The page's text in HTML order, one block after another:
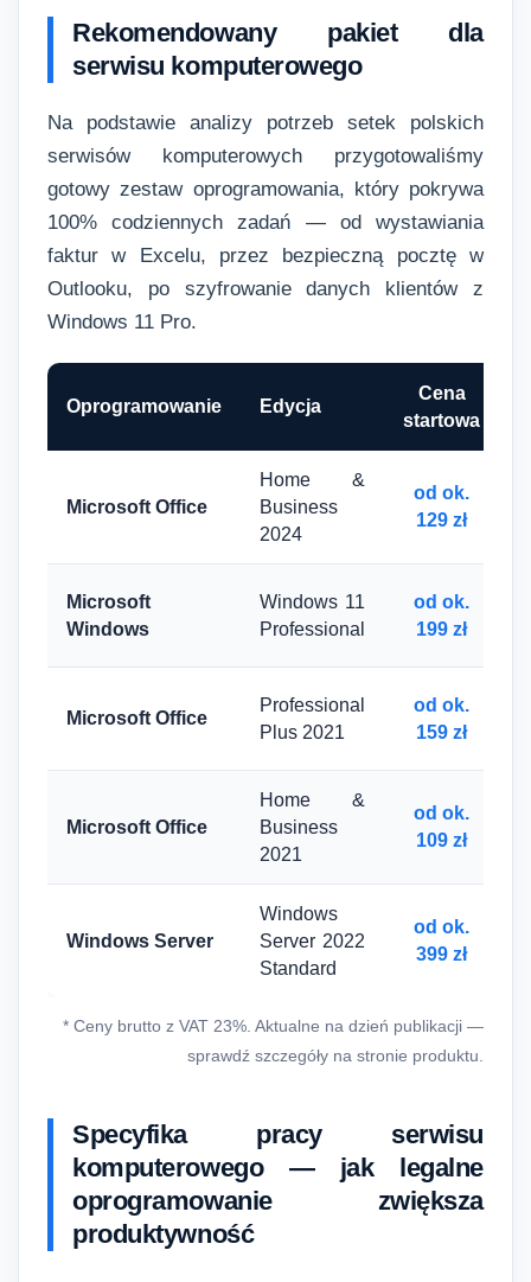
Rekomendowany pakiet dla
serwisu komputerowego
Na podstawie analizy potrzeb setek polskich
serwisów komputerowych przygotowaliśmy
gotowy zestaw oprogramowania, który pokrywa
100% codziennych zadań — od wystawiania
faktur w Excelu, przez bezpieczną pocztę w
Outlooku, po szyfrowanie danych klientów z
Windows 11 Pro.
Oprogramowanie Edycja
Cena
startowa
Microsoft Office
Home &
Business
2024
od ok.
129 zł
Microsoft
Windows
Windows 11
Professional
od ok.
199 zł
Microsoft Office
Professional
Plus 2021
od ok.
159 zł
Microsoft Office
Home &
Business
2021
od ok.
109 zł
Windows Server
Windows
Server 2022
Standard
od ok.
399 zł
* Ceny brutto z VAT 23%. Aktualne na dzień publikacji —
sprawdź szczegóły na stronie produktu.
Specyfika pracy serwisu
komputerowego — jak legalne
oprogramowanie zwiększa
produktywność